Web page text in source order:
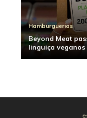
Hamburguerias
Beyond Meat
linguiça veganos